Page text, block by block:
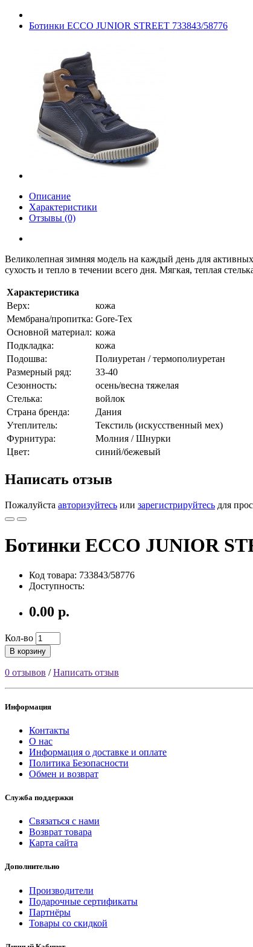
Ботинки ECCO JUNIOR STREET 733843/58776
Описание
Характеристики
Отзывы (0)
Великолепная зимняя модель на каждый день для
сухость и тепло в течении всего дня. Мягкая, теплая
Характеристика
Верх:
кожа
Мембрана/пропитка: Gore-Tex
Основной материал: кожа
Подкладка:
кожа
Подошва:
Полиуретан / термополиуретан
Размерный ряд:
33-40
Сезонность:
осень/весна тяжелая
Стелька:
войлок
Страна бренда:
Дания
Утеплитель:
Текстиль (искусственный мех)
Фурнитура:
Молния / Шнурки
Цвет:
синий/бежевый
Написать отзыв
Пожалуйста авторизуйтесь или зарегистрируйтесь для
Ботинки ECCO JUNIOR
Код товара: 733843/58776
Доступность:
0.00 р.
Кол-во
В корзину
0 отзывов /Написать отзыв
Информация
Контакты
О нас
Информация о доставке и оплате
Политика Безопасности
Обмен и возврат
Служба поддержки
Связаться с нами
Возврат товара
Карта сайта
Дополнительно
Производители
Подарочные сертификаты
Партнёры
Товары со скидкой